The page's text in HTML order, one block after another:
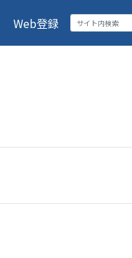
Web登録